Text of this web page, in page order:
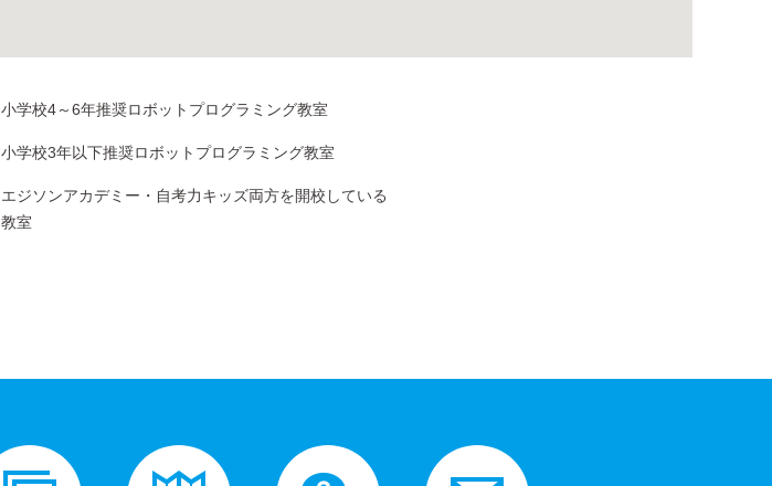
小学校4～6年推奨ロボットプログラミング教室
小学校3年以下推奨ロボットプログラミング教室
エジソンアカデミー・自考力キッズ両方を開校している
教室